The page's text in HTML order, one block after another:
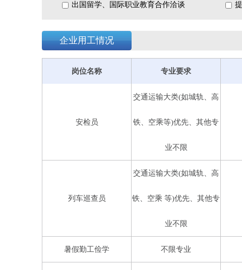
龙岗保安公司具有广东省安全技术防范工程设计
中国保安协会常务理事单位、广东省保安协会副会
龙岗保安公司秉承
“精心保安，优质服务”的宗旨
专业实力和丰富的管理经验，并且在人员储备、专业
中心、工厂企业等各行各业，服务网络覆盖深圳，
的安保力量发动起来，积极主动协助公安机关开展
安服务公司”荣誉称号和CBA联赛“优秀赛区安保奖
授予广东省保安服务行业“成绩突出集体”称号，荣
出国留学、国际职业教育合作洽谈
企业用工情况
岗位名称 专业要求
安检员
交通运输大类(如城轨、高
铁、空乘等)优先、其他专
业不限
列车巡查员
交通运输大类(如城轨、高
铁、空乘 等)优先、其他专
业不限
暑假勤工俭学 不限专业